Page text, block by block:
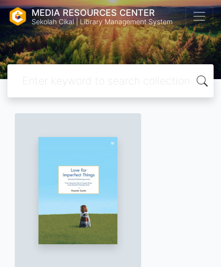
MEDIA RESOURCES CENTER
Sekolah Cikal | Library Management System